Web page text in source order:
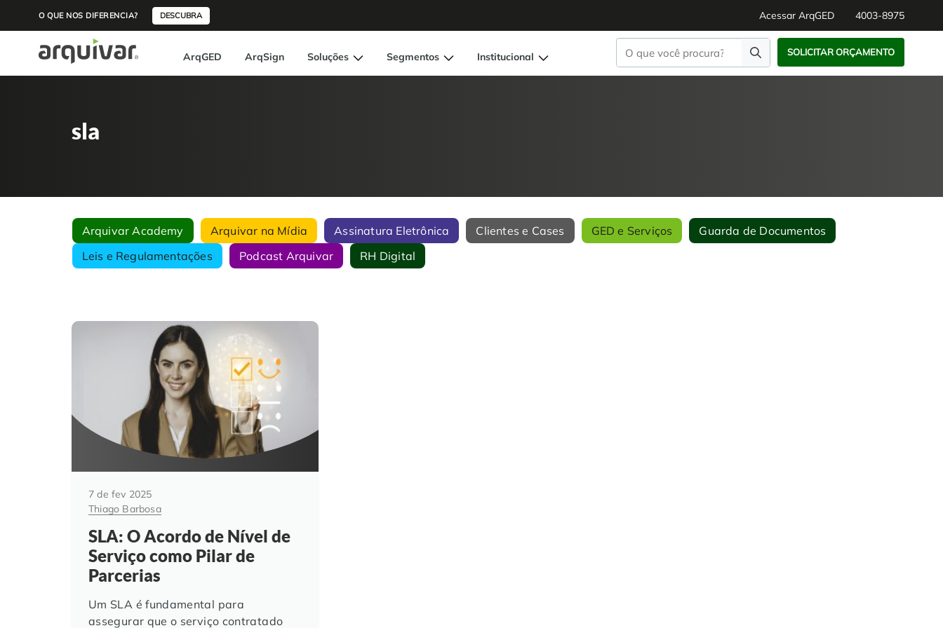
O QUE NOS DIFERENCIA? DESCUBRA Acessar ArqGED 4003-8975
ArqGED ArqSign Soluções Segmentos Institucional SOLICITAR ORÇAMENTO
sla
Arquivar Academy Arquivar na Mídia Assinatura Eletrônica Clientes e Cases GED e Serviços
Guarda de Documentos
Leis e Regulamentações
Podcast Arquivar RH Digital
7 de fev 2025
Thiago Barbosa
SLA: O Acordo de Nível de
Serviço como Pilar de
Parcerias
Um SLA é fundamental para
assegurar que o serviço contratado